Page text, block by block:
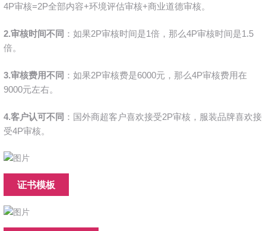
4P审核=2P全部内容+环境评估审核+商业道德审核。
2.审核时间不同 ：如果2P审核时间是1倍，那么4P审核时间是1.5
倍。
3.审核费用不同 ：如果2P审核费是6000元，那么4P审核费用在
9000元左右。
4.客户认可不同 ：国外商超客户喜欢接受2P审核，服装品牌喜欢接
受4P审核。
证书模板